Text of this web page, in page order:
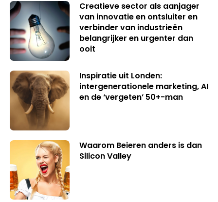
Creatieve sector als aanjager
van innovatie en ontsluiter en
verbinder van industrieën
belangrijker en urgenter dan
ooit
Inspiratie uit Londen:
intergenerationele marketing, AI
en de ‘vergeten’ 50+-man
Waarom Beieren anders is dan
Silicon Valley